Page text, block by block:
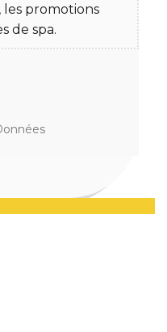
les promotions
de spa.